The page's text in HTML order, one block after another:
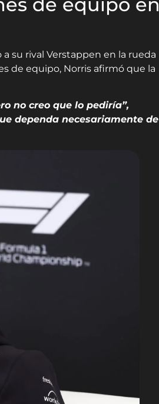
su rival Verstappen en la rueda
de equipo, Norris afirmó que la
no creo que lo pediría”,
dependa necesariamente de